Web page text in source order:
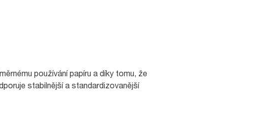
používání papíru a díky tomu, že
stabilnější a standardizovanější